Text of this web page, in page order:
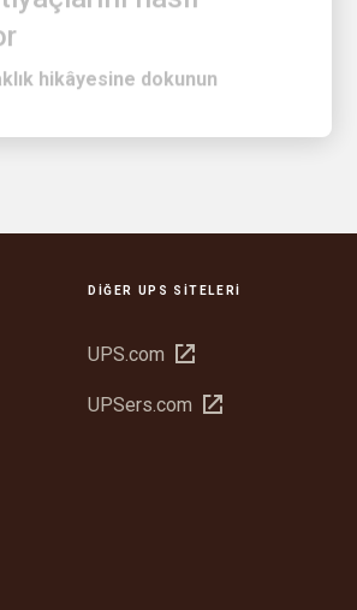
hikâyesine dokunun
DIĞER UPS SITELERI
UPS.com Yeni
aç
UPSers.com Yeni